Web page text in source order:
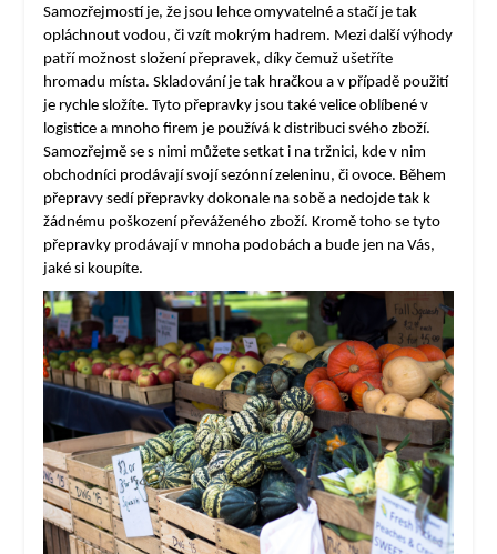
Samozřejmostí je, že jsou lehce omyvatelné a stačí je tak
opláchnout vodou, či vzít mokrým hadrem. Mezi další výhody
patří možnost složení přepravek, díky čemuž ušetříte
hromadu místa. Skladování je tak hračkou a v případě použití
je rychle složíte. Tyto přepravky jsou také velice oblíbené v
logistice a mnoho firem je používá k distribuci svého zboží.
Samozřejmě se s nimi můžete setkat i na tržnici, kde v nim
obchodníci prodávají svojí sezónní zeleninu, či ovoce. Během
přepravy sedí přepravky dokonale na sobě a nedojde tak k
žádnému poškození převáženého zboží. Kromě toho se tyto
přepravky prodávají v mnoha podobách a bude jen na Vás,
jaké si koupíte.